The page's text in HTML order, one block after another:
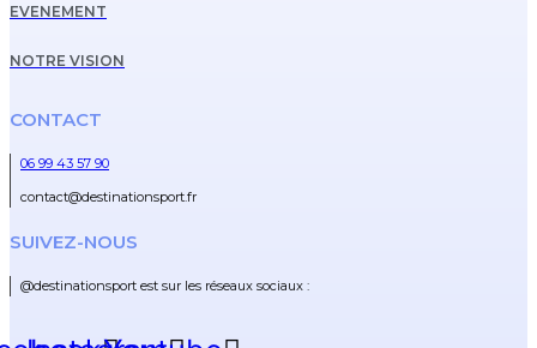
EVENEMENT
NOTRE VISION
CONTACT
06 99 43 57 90
contact@destinationsport.fr
SUIVEZ-NOUS
@destinationsport est sur les réseaux sociaux :